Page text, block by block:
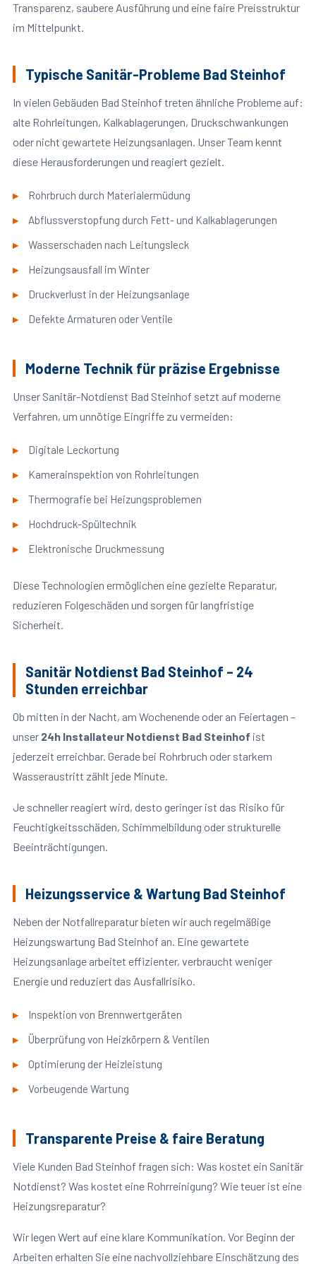
Transparenz, saubere Ausführung und eine faire Preisstruktur
im Mittelpunkt.
Typische Sanitär-Probleme Bad Steinhof
In vielen Gebäuden Bad Steinhof treten ähnliche Probleme auf:
alte Rohrleitungen, Kalkablagerungen, Druckschwankungen
oder nicht gewartete Heizungsanlagen. Unser Team kennt
diese Herausforderungen und reagiert gezielt.
Rohrbruch durch Materialermüdung
Abflussverstopfung durch Fett- und Kalkablagerungen
Wasserschaden nach Leitungsleck
Heizungsausfall im Winter
Druckverlust in der Heizungsanlage
Defekte Armaturen oder Ventile
Moderne Technik für präzise Ergebnisse
Unser Sanitär-Notdienst Bad Steinhof setzt auf moderne
Verfahren, um unnötige Eingriffe zu vermeiden:
Digitale Leckortung
Kamerainspektion von Rohrleitungen
Thermografie bei Heizungsproblemen
Hochdruck-Spültechnik
Elektronische Druckmessung
Diese Technologien ermöglichen eine gezielte Reparatur,
reduzieren Folgeschäden und sorgen für langfristige
Sicherheit.
Sanitär Notdienst Bad Steinhof – 24
Stunden erreichbar
Ob mitten in der Nacht, am Wochenende oder an Feiertagen –
unser 24h Installateur Notdienst Bad Steinhof ist
jederzeit erreichbar. Gerade bei Rohrbruch oder starkem
Wasseraustritt zählt jede Minute.
Je schneller reagiert wird, desto geringer ist das Risiko für
Feuchtigkeitsschäden, Schimmelbildung oder strukturelle
Beeinträchtigungen.
Heizungsservice & Wartung Bad Steinhof
Neben der Notfallreparatur bieten wir auch regelmäßige
Heizungswartung Bad Steinhof an. Eine gewartete
Heizungsanlage arbeitet effizienter, verbraucht weniger
Energie und reduziert das Ausfallrisiko.
Inspektion von Brennwertgeräten
Überprüfung von Heizkörpern & Ventilen
Optimierung der Heizleistung
Vorbeugende Wartung
Transparente Preise & faire Beratung
Viele Kunden Bad Steinhof fragen sich: Was kostet ein Sanitär
Notdienst? Was kostet eine Rohrreinigung? Wie teuer ist eine
Heizungsreparatur?
Wir legen Wert auf eine klare Kommunikation. Vor Beginn der
Arbeiten erhalten Sie eine nachvollziehbare Einschätzung des